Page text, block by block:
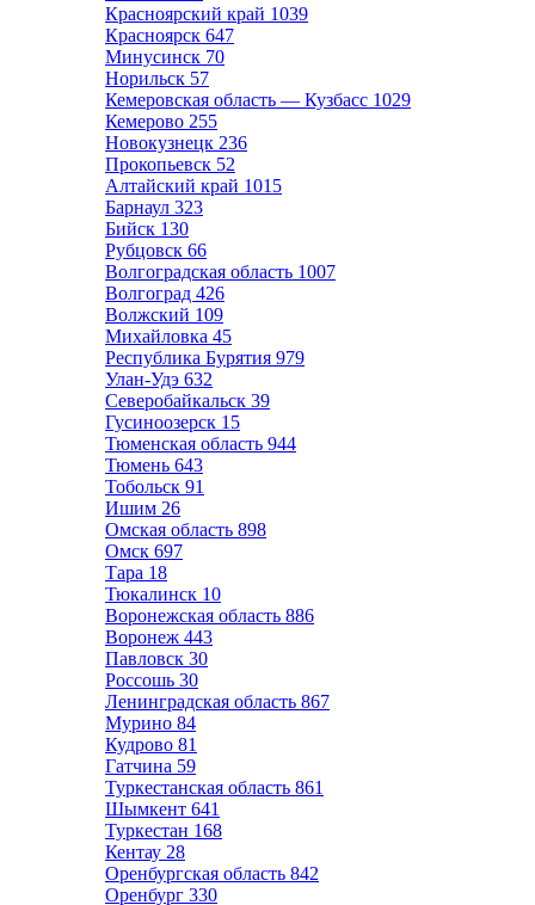
Красноярский край 1039
Красноярск 647
Минусинск 70
Норильск 57
Кемеровская область — Кузбасс 1029
Кемерово 255
Новокузнецк 236
Прокопьевск 52
Алтайский край 1015
Барнаул 323
Бийск 130
Рубцовск 66
Волгоградская область 1007
Волгоград 426
Волжский 109
Михайловка 45
Республика Бурятия 979
Улан-Удэ 632
Северобайкальск 39
Гусиноозерск 15
Тюменская область 944
Тюмень 643
Тобольск 91
Ишим 26
Омская область 898
Омск 697
Тара 18
Тюкалинск 10
Воронежская область 886
Воронеж 443
Павловск 30
Россошь 30
Ленинградская область 867
Мурино 84
Кудрово 81
Гатчина 59
Туркестанская область 861
Шымкент 641
Туркестан 168
Кентау 28
Оренбургская область 842
Оренбург 330